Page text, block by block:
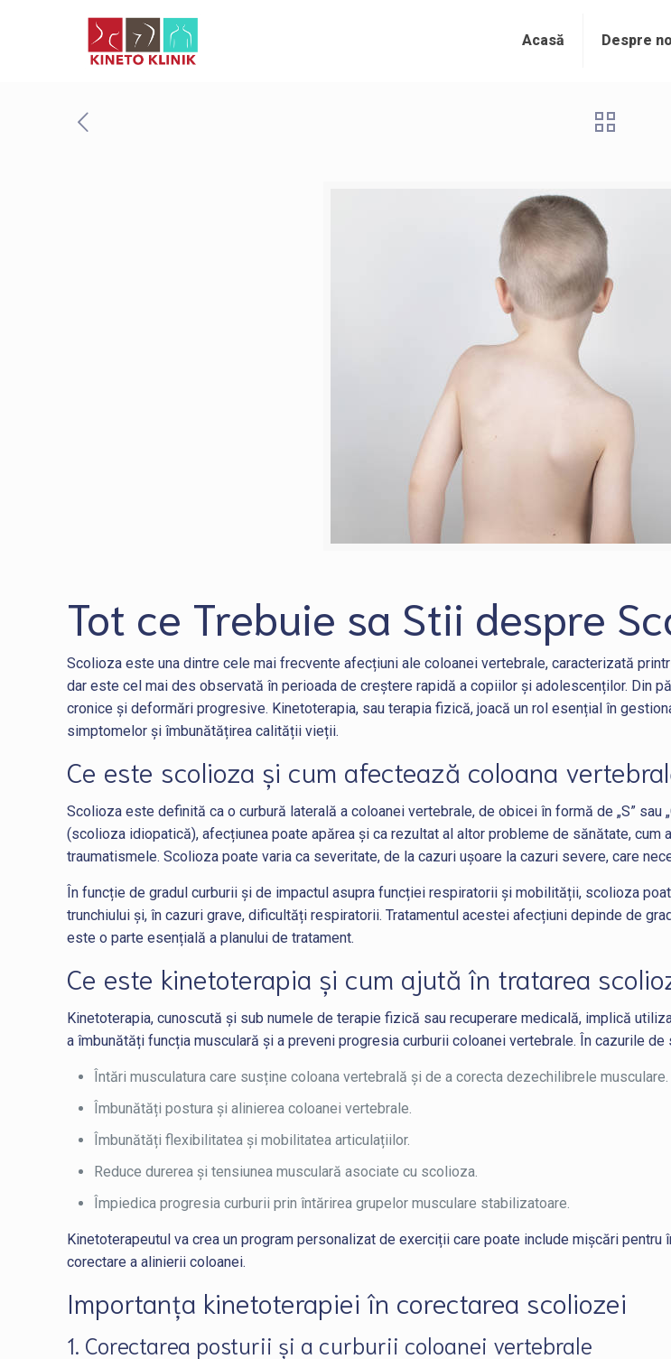
Acasă Despre
Tot ce Trebuie sa Stii despre
Scolioza este una dintre cele mai frecvente afecțiuni ale coloanei vertebrale, caracterizată
dar este cel mai des observată în perioada de creștere rapidă a copiilor și adolescenților. Din
cronice și deformări progresive. Kinetoterapia, sau terapia fizică, joacă un rol esențial în
simptomelor și îmbunătățirea calității vieții.
Ce este scolioza și cum afectează coloana
Scolioza este definită ca o curbură laterală a coloanei vertebrale, de obicei în formă de „S”
(scolioza idiopatică), afecțiunea poate apărea și ca rezultat al altor probleme de sănătate,
traumatismele. Scolioza poate varia ca severitate, de la cazuri ușoare la cazuri severe, care
În funcție de gradul curburii și de impactul asupra funcției respiratorii și mobilității, scolioza
trunchiului și, în cazuri grave, dificultăți respiratorii. Tratamentul acestei afecțiuni depinde de
este o parte esențială a planului de tratament.
Ce este kinetoterapia și cum ajută în tratarea
Kinetoterapia, cunoscută și sub numele de terapie fizică sau recuperare medicală, implică
a îmbunătăți funcția musculară și a preveni progresia curburii coloanei vertebrale. În cazurile
Întări musculatura care susține coloana vertebrală și de a corecta dezechilibrele musculare.
Îmbunătăți postura și alinierea coloanei vertebrale.
Îmbunătăți flexibilitatea și mobilitatea articulațiilor.
Reduce durerea și tensiunea musculară asociate cu scolioza.
Împiedica progresia curburii prin întărirea grupelor musculare stabilizatoare.
Kinetoterapeutul va crea un program personalizat de exerciții care poate include mișcări
corectare a alinierii coloanei.
Importanța kinetoterapiei în corectarea scoliozei
1. Corectarea posturii și a curburii coloanei vertebrale